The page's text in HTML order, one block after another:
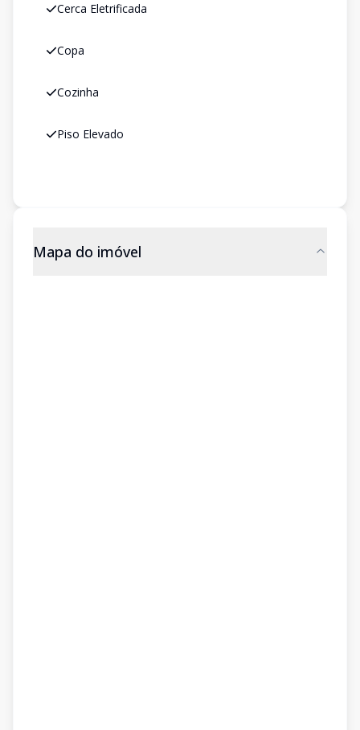
Cerca Eletrificada
Copa
Cozinha
Piso Elevado
Mapa do imóvel